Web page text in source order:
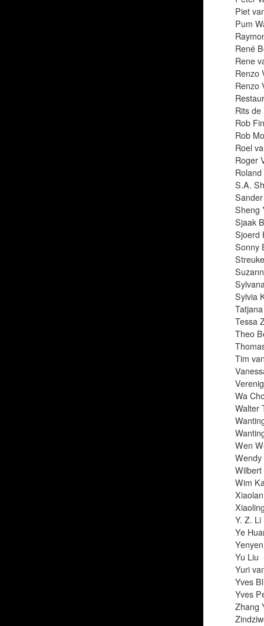
Piet
Pum
René
Rene
Renzo
Renzo
Rits
Rob
Rob
Roel
Roger
S.A.
Sheng
Sjaak
Sjoerd
Sonny
Sylvia
Tessa
Theo
Tim
Wa
Walter
Wen
Wendy
Wilbert
Wim
Y. Z. Li
Ye
Yu Liu
Yuri
Yves
Yves
Zhang